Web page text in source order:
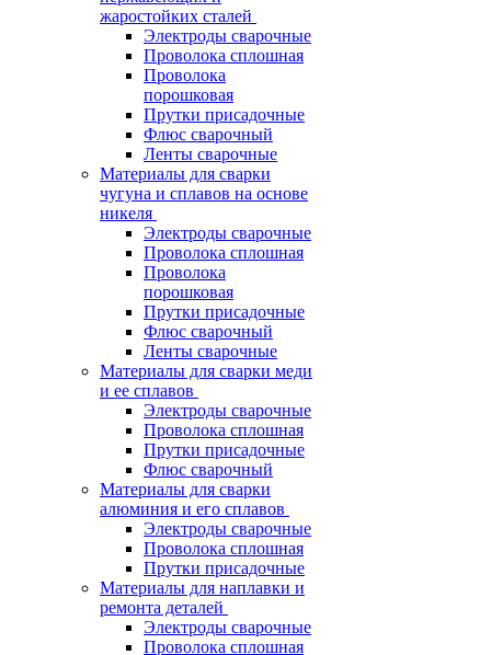
жаростойких сталей
Электроды сварочные
Проволока сплошная
Проволока
порошковая
Прутки присадочные
Флюс сварочный
Ленты сварочные
Материалы для сварки
чугуна и сплавов на основе
никеля
Электроды сварочные
Проволока сплошная
Проволока
порошковая
Прутки присадочные
Флюс сварочный
Ленты сварочные
Материалы для сварки меди
и ее сплавов
Электроды сварочные
Проволока сплошная
Прутки присадочные
Флюс сварочный
Материалы для сварки
алюминия и его сплавов
Электроды сварочные
Проволока сплошная
Прутки присадочные
Материалы для наплавки и
ремонта деталей
Электроды сварочные
Проволока сплошная